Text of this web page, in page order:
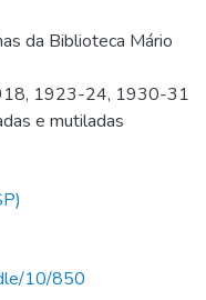
da Biblioteca Mário
1923-24, 1930-31
e mutiladas
10/850